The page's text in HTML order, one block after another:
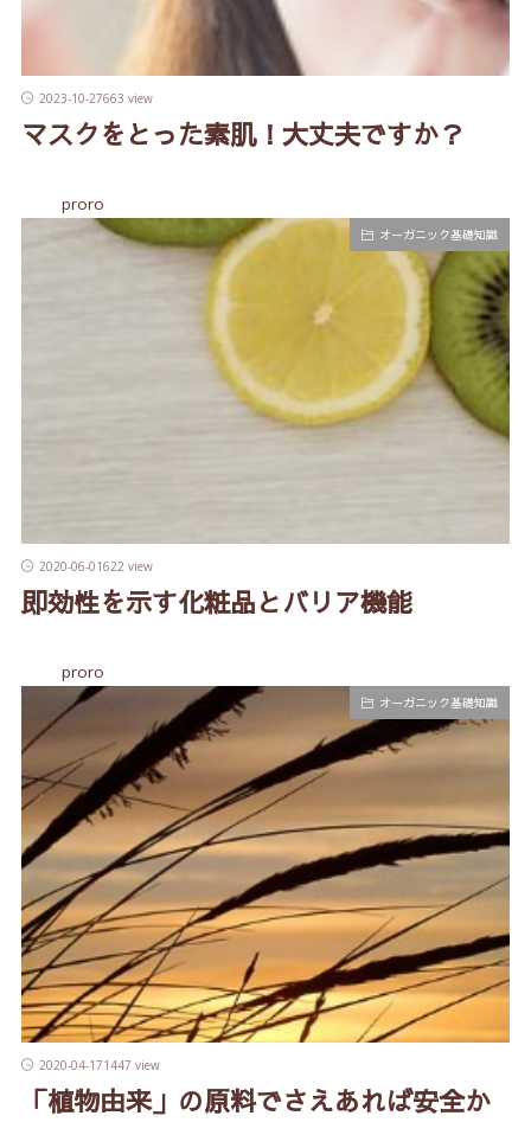
2023-10-27663 view
マスクをとった素肌！大丈夫ですか？
proro
オーガニック基礎知識
2020-06-01622 view
即効性を示す化粧品とバリア機能
proro
オーガニック基礎知識
2020-04-171447 view
「植物由来」の原料でさえあれば安全か